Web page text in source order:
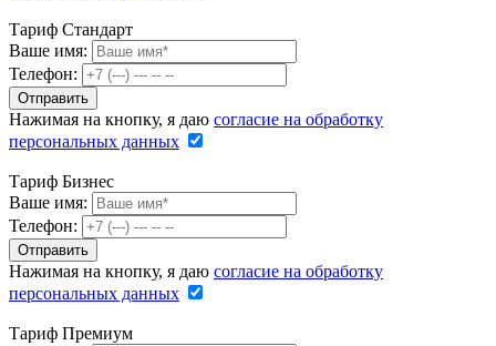
Тариф Стандарт
Ваше имя:
Телефон:
Нажимая на кнопку, я даю согласие на обработку
персональных данных
Тариф Бизнес
Ваше имя:
Телефон:
Нажимая на кнопку, я даю согласие на обработку
персональных данных
Тариф Премиум